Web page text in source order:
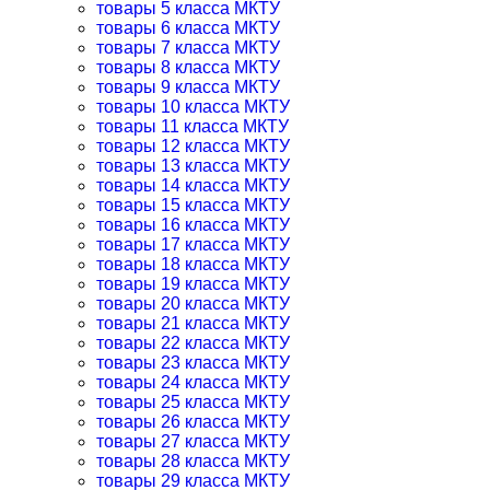
товары 5 класса МКТУ
товары 6 класса МКТУ
товары 7 класса МКТУ
товары 8 класса МКТУ
товары 9 класса МКТУ
товары 10 класса МКТУ
товары 11 класса МКТУ
товары 12 класса МКТУ
товары 13 класса МКТУ
товары 14 класса МКТУ
товары 15 класса МКТУ
товары 16 класса МКТУ
товары 17 класса МКТУ
товары 18 класса МКТУ
товары 19 класса МКТУ
товары 20 класса МКТУ
товары 21 класса МКТУ
товары 22 класса МКТУ
товары 23 класса МКТУ
товары 24 класса МКТУ
товары 25 класса МКТУ
товары 26 класса МКТУ
товары 27 класса МКТУ
товары 28 класса МКТУ
товары 29 класса МКТУ